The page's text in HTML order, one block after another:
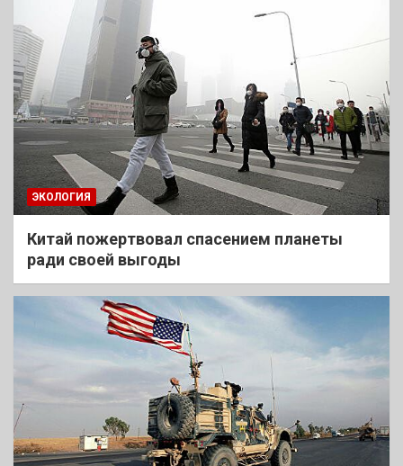
ЭКОЛОГИЯ
Китай пожертвовал спасением планеты
ради своей выгоды